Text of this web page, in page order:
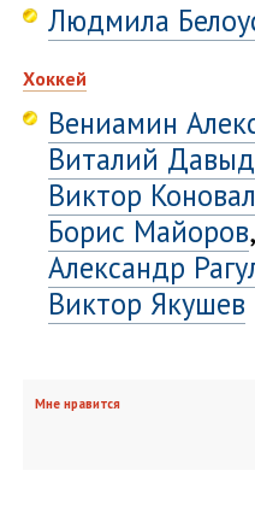
Людмила
Хоккей
Вениамин
Виталий
Виктор
Борис Майоров
Александр
Виктор Якушев
Мне нравится